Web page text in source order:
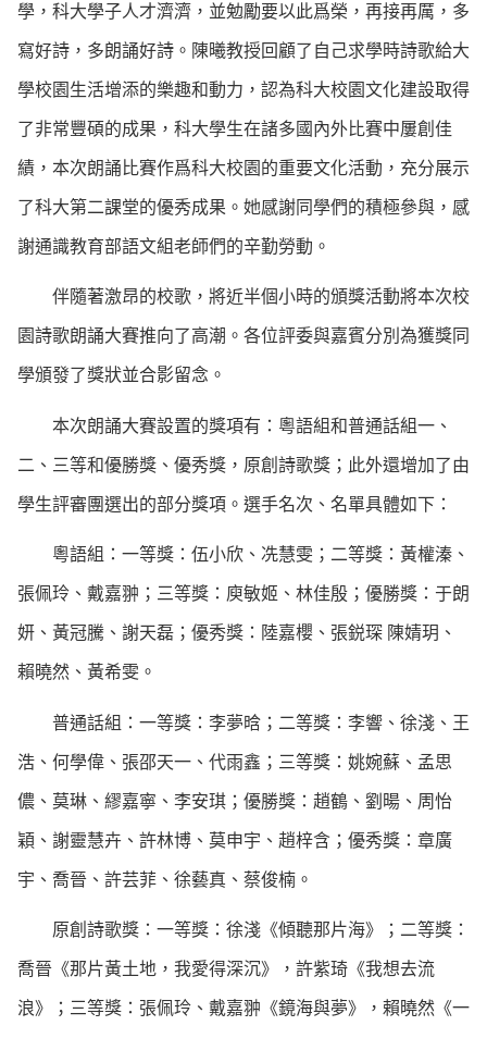
學，科大學子人才濟濟，並勉勵要以此爲榮，再接再厲，多
寫好詩，多朗誦好詩。陳曦教授回顧了自己求學時詩歌給大
學校園生活增添的樂趣和動力，認為科大校園文化建設取得
了非常豐碩的成果，科大學生在諸多國內外比賽中屢創佳
績，本次朗誦比賽作爲科大校園的重要文化活動，充分展示
了科大第二課堂的優秀成果。她感謝同學們的積極參與，感
謝通識教育部語文組老師們的辛勤勞動。
伴隨著激昂的校歌，將近半個小時的頒獎活動將本次校
園詩歌朗誦大賽推向了高潮。各位評委與嘉賓分別為獲獎同
學頒發了獎狀並合影留念。
本次朗誦大賽設置的獎項有：粵語組和普通話組一、
二、三等和優勝獎、優秀獎，原創詩歌獎；此外還增加了由
學生評審團選出的部分獎項。選手名次、名單具體如下：
粵語組：一等獎：伍小欣、冼慧雯；二等獎：黃權溱、
張佩玲、戴嘉翀；三等獎：庾敏姬、林佳殷；優勝獎：于朗
妍、黃冠騰、謝天磊；優秀獎：陸嘉櫻、張鋭琛 陳婧玥、
賴曉然、黃希雯。
普通話組：一等獎：李夢晗；二等獎：李響、徐淺、王
浩、何學偉、張邵天一、代雨鑫；三等獎：姚婉蘇、孟思
儂、莫琳、繆嘉寧、李安琪；優勝獎：趙鶴、劉暘、周怡
穎、謝靈慧卉、許林博、莫申宇、趙梓含；優秀獎：章廣
宇、喬晉、許芸菲、徐藝真、蔡俊楠。
原創詩歌獎：一等獎：徐淺《傾聽那片海》；二等獎：
喬晉《那片黃土地，我愛得深沉》，許紫琦《我想去流
浪》；三等獎：張佩玲、戴嘉翀《鏡海與夢》，賴曉然《一